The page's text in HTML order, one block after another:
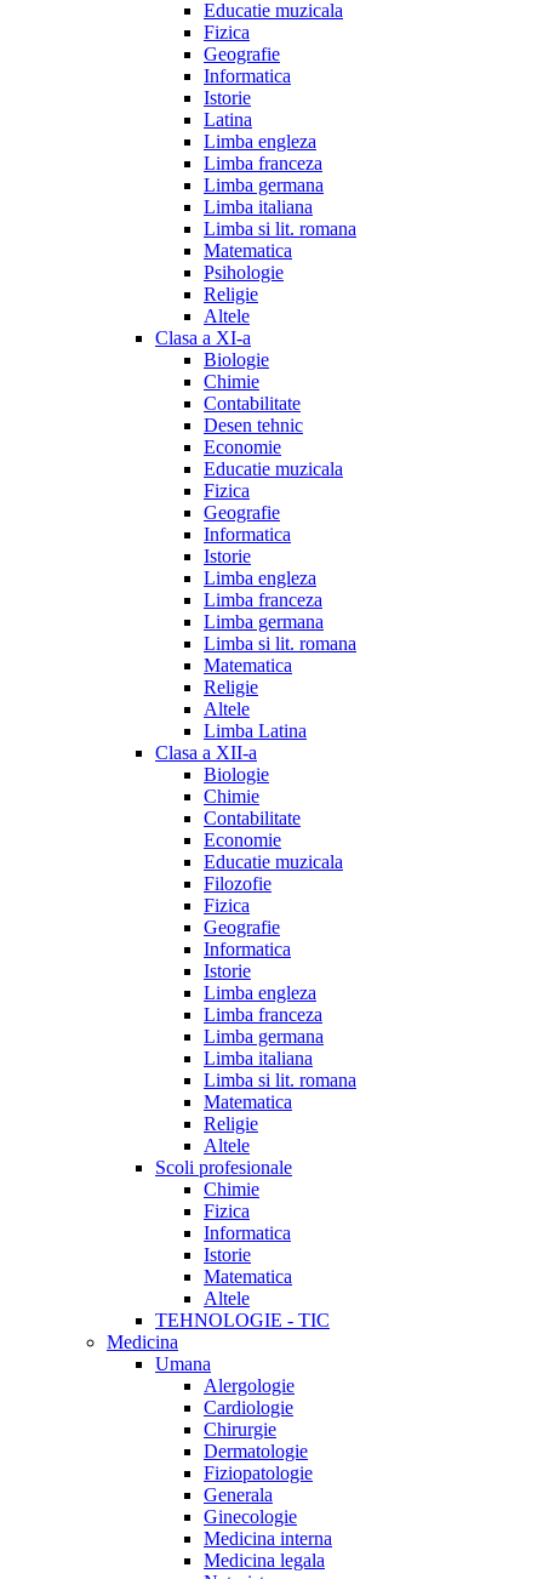
Educatie muzicala
Fizica
Geografie
Informatica
Istorie
Latina
Limba engleza
Limba franceza
Limba germana
Limba italiana
Limba si lit. romana
Matematica
Psihologie
Religie
Altele
Clasa a XI-a
Biologie
Chimie
Contabilitate
Desen tehnic
Economie
Educatie muzicala
Fizica
Geografie
Informatica
Istorie
Limba engleza
Limba franceza
Limba germana
Limba si lit. romana
Matematica
Religie
Altele
Limba Latina
Clasa a XII-a
Biologie
Chimie
Contabilitate
Economie
Educatie muzicala
Filozofie
Fizica
Geografie
Informatica
Istorie
Limba engleza
Limba franceza
Limba germana
Limba italiana
Limba si lit. romana
Matematica
Religie
Altele
Scoli profesionale
Chimie
Fizica
Informatica
Istorie
Matematica
Altele
TEHNOLOGIE - TIC
Medicina
Umana
Alergologie
Cardiologie
Chirurgie
Dermatologie
Fiziopatologie
Generala
Ginecologie
Medicina interna
Medicina legala